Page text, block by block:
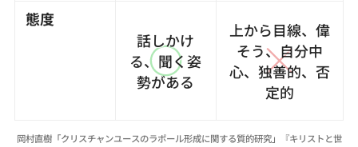
態度
話しかけ
る、聞く姿
勢がある
上から目線、偉
そう、自分中
心、独善的、否
定的
岡村直樹「クリスチャンユースのラポール形成に関する質的研究」『キリストと世